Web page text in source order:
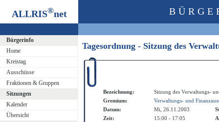
ALLRIS®net
Bürgerinfo
Home
Kreistag
Ausschüsse
Fraktionen & Gruppen
Sitzungen
Kalender
Übersicht
Tagesordnung - Sitzung des
Bezeichnung:
Sitzung des Verwaltungs-
Gremium:
Verwaltungs- und
Datum:
Mi, 26.11.2003
Zeit:
15:00 - 17:05